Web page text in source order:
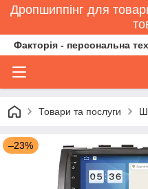
Дропшиппінг для
Факторія - персональна
Товари та послуги
–23%